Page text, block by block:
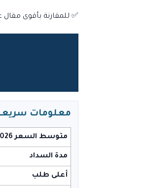
✅ للمقارنة بأقوى
معلومات سريعة
متوسط السعر 2026
مدة السداد
أعلى طلب